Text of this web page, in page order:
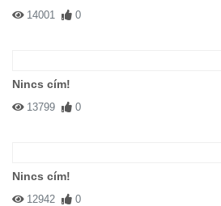
14001 0
Nincs cím!
13799 0
Nincs cím!
12942 0